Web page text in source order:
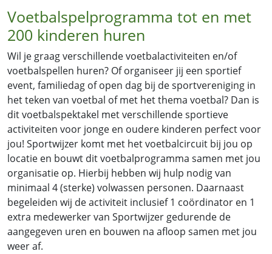
Voetbalspelprogramma tot en met
200 kinderen huren
Wil je graag verschillende voetbalactiviteiten en/of
voetbalspellen huren? Of organiseer jij een sportief
event, familiedag of open dag bij de sportvereniging in
het teken van voetbal of met het thema voetbal? Dan is
dit voetbalspektakel met verschillende sportieve
activiteiten voor jonge en oudere kinderen perfect voor
jou! Sportwijzer komt met het voetbalcircuit bij jou op
locatie en bouwt dit voetbalprogramma samen met jou
organisatie op. Hierbij hebben wij hulp nodig van
minimaal 4 (sterke) volwassen personen. Daarnaast
begeleiden wij de activiteit inclusief 1 coördinator en 1
extra medewerker van Sportwijzer gedurende de
aangegeven uren en bouwen na afloop samen met jou
weer af.